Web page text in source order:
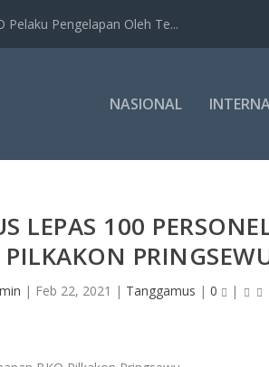
Pengelapan Oleh Te...
NASIONAL
LEPAS 100
PILKAKON
| Feb 22, 2021 | Tanggamus |0 |